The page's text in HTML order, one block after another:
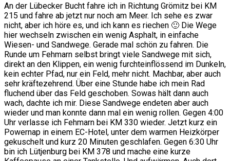
An der Lübecker Bucht fahre ich in Richtung Grömitz bei KM
215 und fahre ab jetzt nur noch am Meer. Ich sehe es zwar
nicht, aber ich höre es, und ich kann es riechen 🙂 Die Wege
hier wechseln zwischen ein wenig Asphalt, in einfache
Wiesen- und Sandwege. Gerade mal schön zu fahren. Die
Runde um Fehmarn selbst bringt viele Sandwege mit sich,
direkt an den Klippen, ein wenig furchteinflössend im Dunkeln,
kein echter Pfad, nur ein Feld, mehr nicht. Machbar, aber auch
sehr kräftezehrend. Über eine Stunde habe ich mein Rad
fluchend über das Feld geschoben. Sowas hält dann auch
wach, dachte ich mir. Diese Sandwege endeten aber auch
wieder und man konnte dann mal ein wenig rollen. Gegen 4:00
Uhr verlasse ich Fehmarn bei KM 330 wieder. Jetzt kurz ein
Powernap in einem EC-Hotel, unter dem warmen Heizkörper
gekuschelt und kurz 20 Minuten geschlafen. Gegen 6:30 Uhr
bin ich Lütjenburg bei KM 378 und mache eine kurze